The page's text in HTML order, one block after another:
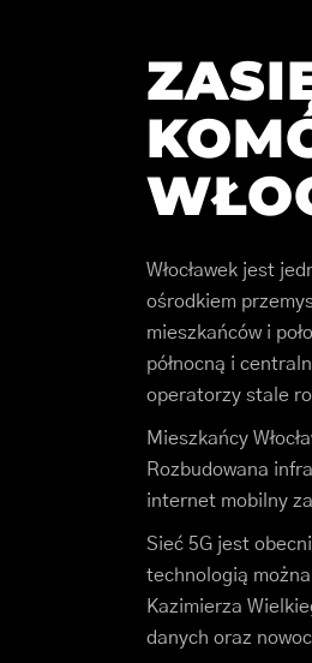
Włocławek jest
ośrodkiem
mieszkańców i
północną i
operatorzy stale
Mieszkańcy
Rozbudowana
internet mobilny
Sieć 5G jest
technologią
Kazimierza
danych oraz